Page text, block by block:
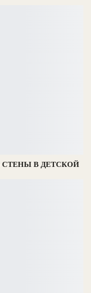
СТЕНЫ В ДЕТСКОЙ